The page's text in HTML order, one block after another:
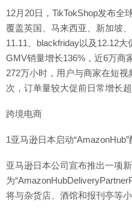
12月20日，TikTokShop发布全
覆盖英国、马来西亚、新加坡
11.11、blackfriday以及12.12
GMV销量增长136%，近6万商
272万小时，用户与商家在短
次，订单量较大促前日常增长超
跨境电商
1亚马逊日本启动“AmazonHub”
亚马逊日本公司宣布推出一项
为
将与杂货店、酒馆和报刊亭等